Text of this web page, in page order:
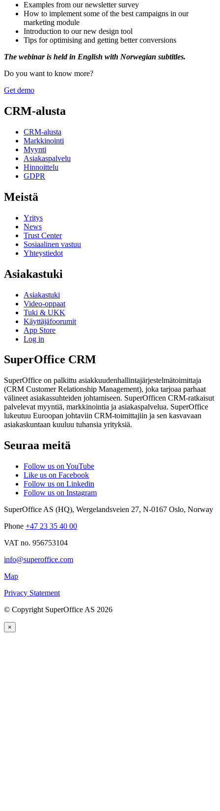
Examples from our newsletter survey
How to implement some of the best campaigns in our
marketing module
Introduction to our new design tool
Tips for optimising and getting better conversions
The webinar is held in English with Norwegian subtitles.
Do you want to know more?
Get demo
CRM-alusta
CRM-alusta
Markkinointi
Myynti
Asiakaspalvelu
Hinnoittelu
GDPR
Meistä
Yritys
News
Trust Center
Sosiaalinen vastuu
Yhteystiedot
Asiakastuki
Asiakastuki
Video-oppaat
Tuki & UKK
Käyttäjäfoorumit
App Store
Log in
SuperOffice CRM
SuperOffice on palkittu asiakkuudenhallintajärjestelmätoimittaja
(CRM Customer Relationship Management), joka tarjoaa parhaat
välineet asiakassuhteiden johtamiseen. SuperOfficen CRM-ratkaisut
palvelevat myyntiä, markkinointia ja asiakaspalvelua. SuperOffice
lukeutuu Euroopan johtaviin CRM-toimittajiin ja sen kasvavaan
asiakaskuntaan kuuluu tuhansia yrityksiä.
Seuraa meitä
Follow us on YouTube
Like us on Facebook
Follow us on Linkedin
Follow us on Instagram
SuperOffice AS (HQ), Wergelandsveien 27, N-0167 Oslo, Norway
Phone +47 23 35 40 00
VAT no. 956753104
info@superoffice.com
Map
Privacy Statement
© Copyright SuperOffice AS 2026
×